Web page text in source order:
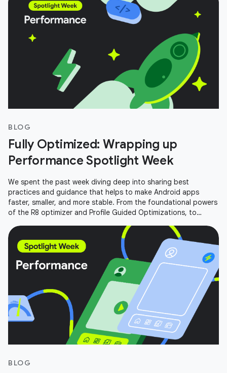
BLOG
Fully Optimized: Wrapping up
Performance Spotlight Week
We spent the past week diving deep into sharing best
practices and guidance that helps to make Android apps
faster, smaller, and more stable. From the foundational powers
of the R8 optimizer and Profile Guided Optimizations, to
BLOG